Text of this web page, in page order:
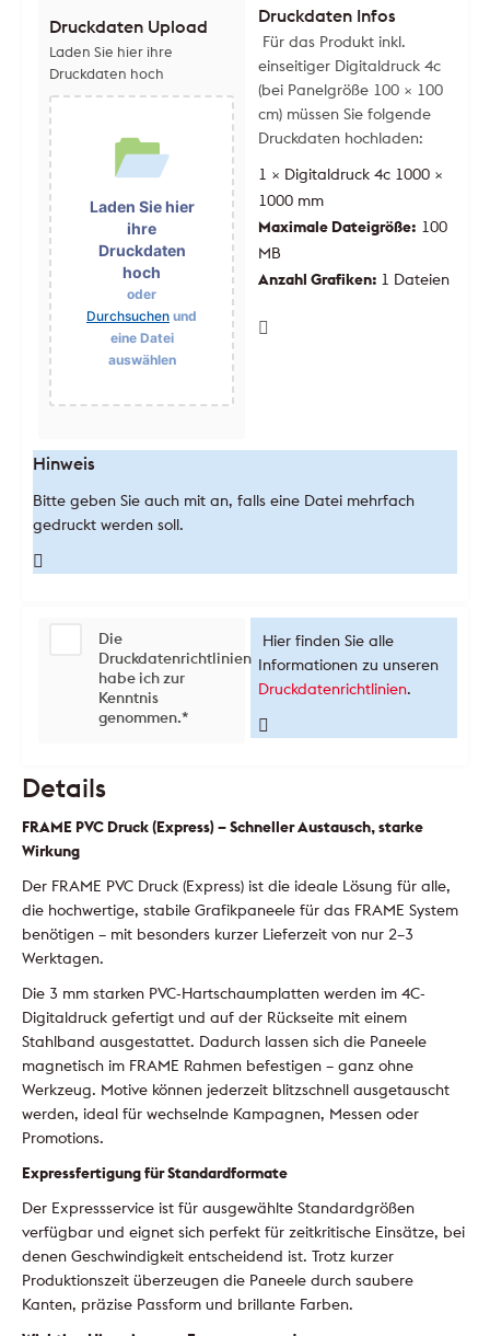
Druckdaten Upload
Laden Sie hier ihre
Druckdaten hoch
Laden Sie hier
ihre
Druckdaten
hoch
Durchsuchen und
eine Datei
auswählen
Druckdaten Infos
Für das Produkt inkl.
einseitiger Digitaldruck 4c
(bei Panelgröße 100 × 100
cm) müssen Sie folgende
Druckdaten hochladen:
1 × Digitaldruck 4c 1000 ×
1000 mm
Maximale Dateigröße: 100
MB
Anzahl Grafiken: 1 Dateien
Hinweis
Bitte geben Sie auch mit an, falls eine Datei mehrfach
gedruckt werden soll.
Die
Druckdatenrichtlinien
habe ich zur
Kenntnis
genommen.*
Hier finden Sie alle
Informationen zu unseren
Druckdatenrichtlinien.
Details
FRAME PVC Druck (Express) – Schneller Austausch, starke
Wirkung
Der FRAME PVC Druck (Express) ist die ideale Lösung für alle,
die hochwertige, stabile Grafikpaneele für das FRAME System
benötigen – mit besonders kurzer Lieferzeit von nur 2–3
Werktagen.
Die 3 mm starken PVC-Hartschaumplatten werden im 4C-
Digitaldruck gefertigt und auf der Rückseite mit einem
Stahlband ausgestattet. Dadurch lassen sich die Paneele
magnetisch im FRAME Rahmen befestigen – ganz ohne
Werkzeug. Motive können jederzeit blitzschnell ausgetauscht
werden, ideal für wechselnde Kampagnen, Messen oder
Promotions.
Expressfertigung für Standardformate
Der Expressservice ist für ausgewählte Standardgrößen
verfügbar und eignet sich perfekt für zeitkritische Einsätze, bei
denen Geschwindigkeit entscheidend ist. Trotz kurzer
Produktionszeit überzeugen die Paneele durch saubere
Kanten, präzise Passform und brillante Farben.